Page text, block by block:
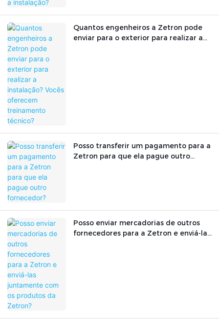
Quantos engenheiros a Zetron pode
enviar para o exterior para realizar a
Posso transferir um pagamento para a
Zetron para que ela pague outro
Posso enviar mercadorias de outros
fornecedores para a Zetron e enviá-las